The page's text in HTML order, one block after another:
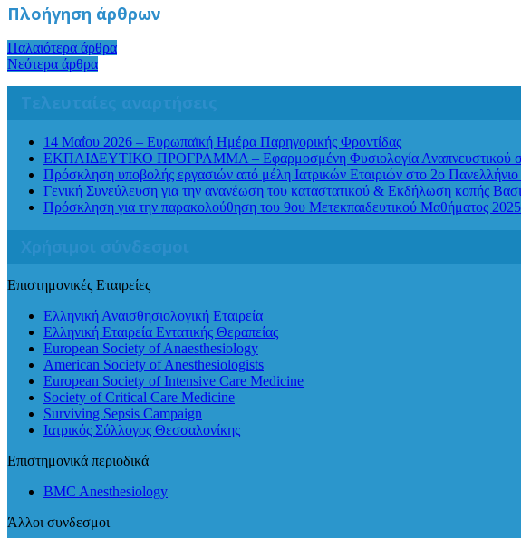
Πλοήγηση άρθρων
Παλαιότερα άρθρα
Νεότερα άρθρα
14 Μαΐου 2026 – Ευρωπαϊκή Ημέρα Παρηγορικής Φροντίδας
ΕΚΠΑΙΔΕΥΤΙΚΟ ΠΡΟΓΡΑΜΜΑ – Εφαρμοσμένη Φυσιολογία Αναπνευστικού
Πρόσκληση υποβολής εργασιών από μέλη Ιατρικών Εταιριών στο 2ο Πανελλήνιο
Γενική Συνεύλευση για την ανανέωση του καταστατικού & Εκδήλωση κοπής
Πρόσκληση για την παρακολούθηση του 9ου Μετεκπαιδευτικού Μαθήματος
Επιστημονικές Εταιρείες
Ελληνική Αναισθησιολογική Εταιρεία
Ελληνική Εταιρεία Εντατικής Θεραπείας
European Society of Anaesthesiology
American Society of Anesthesiologists
European Society of Intensive Care Medicine
Society of Critical Care Medicine
Surviving Sepsis Campaign
Ιατρικός Σύλλογος Θεσσαλονίκης
Επιστημονικά περιοδικά
BMC Anesthesiology
Άλλοι συνδεσμοι